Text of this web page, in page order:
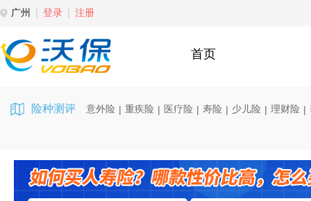
广州 登录 注册
首页
险种测评 意外险 | 重疾险 | 医疗险 | 寿险 | 少儿险 | 理财险 |